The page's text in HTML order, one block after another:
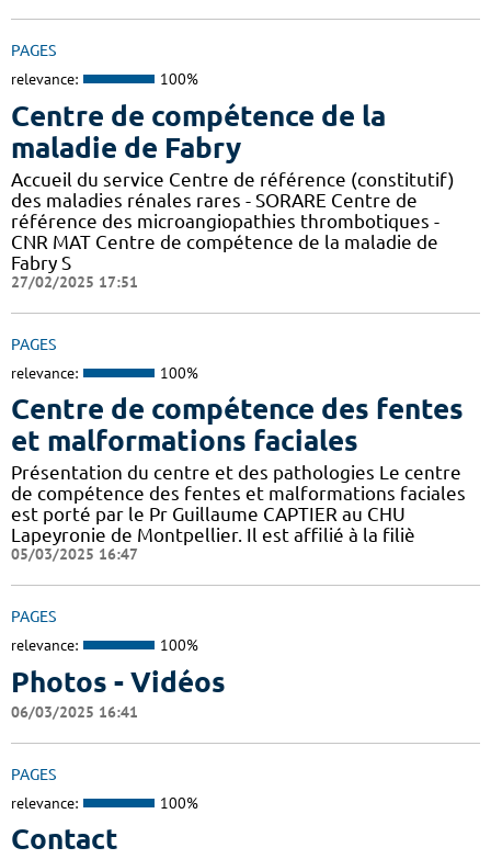
PAGES
relevance: 100%
Centre de compétence de la
maladie de Fabry
Accueil du service Centre de référence (constitutif)
des maladies rénales rares - SORARE Centre de
référence des microangiopathies thrombotiques -
CNR MAT Centre de compétence de la maladie de
Fabry S
27/02/2025 17:51
PAGES
relevance: 100%
Centre de compétence des fentes
et malformations faciales
Présentation du centre et des pathologies Le centre
de compétence des fentes et malformations faciales
est porté par le Pr Guillaume CAPTIER au CHU
Lapeyronie de Montpellier. Il est affilié à la filiè
05/03/2025 16:47
PAGES
relevance: 100%
Photos - Vidéos
06/03/2025 16:41
PAGES
relevance: 100%
Contact